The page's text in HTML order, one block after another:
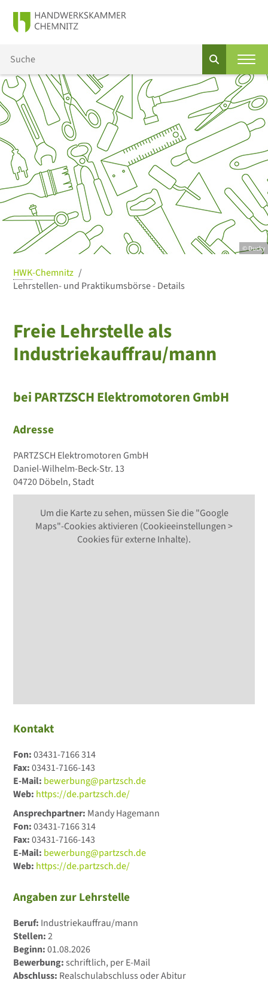
© Ducky
HWK-Chemnitz
Lehrstellen- und Praktikumsbörse - Details
Freie Lehrstelle als
Industriekauffrau/mann
bei PARTZSCH Elektromotoren GmbH
Adresse
PARTZSCH Elektromotoren GmbH
Daniel-Wilhelm-Beck-Str. 13
04720 Döbeln, Stadt
Um die Karte zu sehen, müssen Sie die "Google
Maps"-Cookies aktivieren (Cookieeinstellungen >
Cookies für externe Inhalte).
Kontakt
Fon:03431-7166 314
Fax:03431-7166-143
E-Mail: bewerbung@partzsch.de
Web: https://de.partzsch.de/
Ansprechpartner: Mandy Hagemann
Fon:03431-7166 314
Fax:03431-7166-143
E-Mail: bewerbung@partzsch.de
Web: https://de.partzsch.de/
Angaben zur Lehrstelle
Beruf: Industriekauffrau/mann
Stellen:2
Beginn:01.08.2026
Bewerbung:schriftlich, per E-Mail
Abschluss: Realschulabschluss oder Abitur